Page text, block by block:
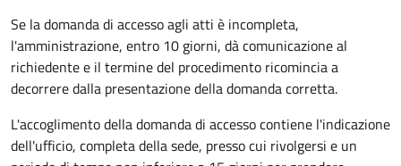
Se la domanda di accesso agli atti è incompleta,
l'amministrazione, entro 10 giorni, dà comunicazione al
richiedente e il termine del procedimento ricomincia a
decorrere dalla presentazione della domanda corretta.
L'accoglimento della domanda di accesso contiene l'indicazione
dell'ufficio, completa della sede, presso cui rivolgersi e un